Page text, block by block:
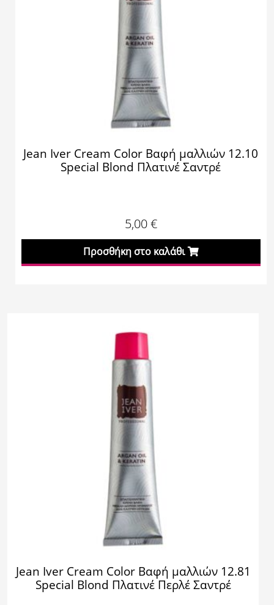
Jean Iver Cream Color Βαφή μαλλιών 12.10
Special Blond Πλατινέ Σαντρέ
5,00€
Προσθήκη στο καλάθι
Jean Iver Cream Color Βαφή μαλλιών 12.81
Special Blond Πλατινέ Περλέ Σαντρέ